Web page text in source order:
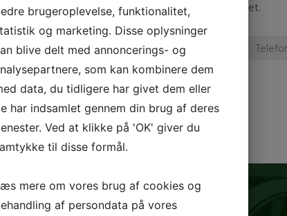
livskvalitet.
Auto?
brugeroplevelse, funktionalitet,
og marketing. Disse oplysninger
blive delt med annoncerings- og
som kan kombinere dem
data, du tidligere har givet dem eller
har indsamlet gennem din brug af deres
Ved at klikke på 'OK' giver du
til disse formål.
mere om vores brug af cookies og
af persondata på vores